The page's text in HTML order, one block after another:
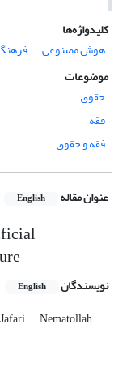
کلیدواژه‌ها
هوش مصنوعی
موضوعات
حقوق
فقه
فقه و حقوق
عنوان مقاله English
نویسندگان English
Nematollah